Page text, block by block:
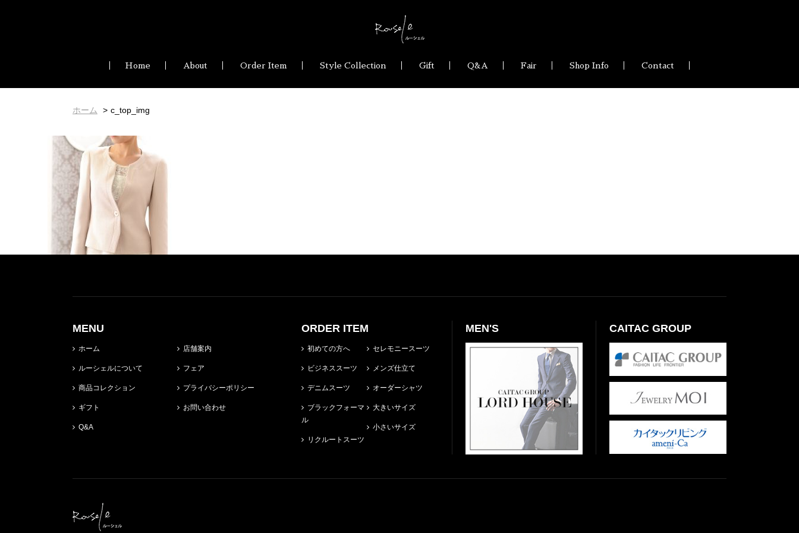
Home About Order Item Style Collection Gift Q&A Fair Shop Info Contact
ホーム c_top_img
MENU
ホーム
ルーシェルについて
商品コレクション
ギフト
Q&A
店舗案内
フェア
プライバシーポリシー
お問い合わせ
ORDER ITEM
初めての方へ
ビジネススーツ
デニムスーツ
ブラックフォーマ
ル
リクルートスーツ
セレモニースーツ
メンズ仕立て
オーダーシャツ
大きいサイズ
小さいサイズ
MEN'S CAITAC GROUP